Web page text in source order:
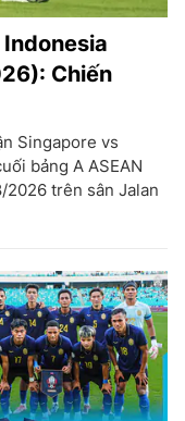
Chiến
Singapore vs
bảng A ASEAN
2026 trên sân Jalan